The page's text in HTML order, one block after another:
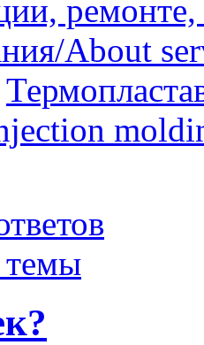
About